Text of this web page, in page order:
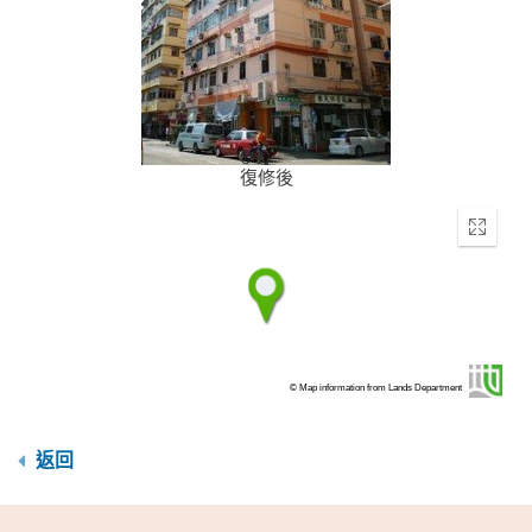
復修後
Enter
© Map information from Lands Department
返回